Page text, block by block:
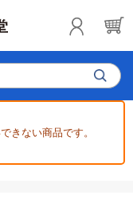
きない商品です。